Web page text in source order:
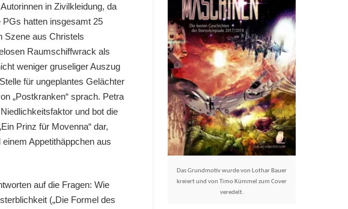
in Zivilkleidung, da
hatten insgesamt 25
Szene aus Christels
Raumschiffwrack als
weniger gruseliger Auszug
für ungeplantes Gelächter
„Postkranken“ sprach. Petra
und bot die
Prinz für Movenna“ dar,
Appetithäppchen aus
auf die Fragen: Wie
(„Die Formel des
Das Grundmotiv wurde von Lothar Bauer
kreiert und von Timo Kümmel zum Cover
veredelt.